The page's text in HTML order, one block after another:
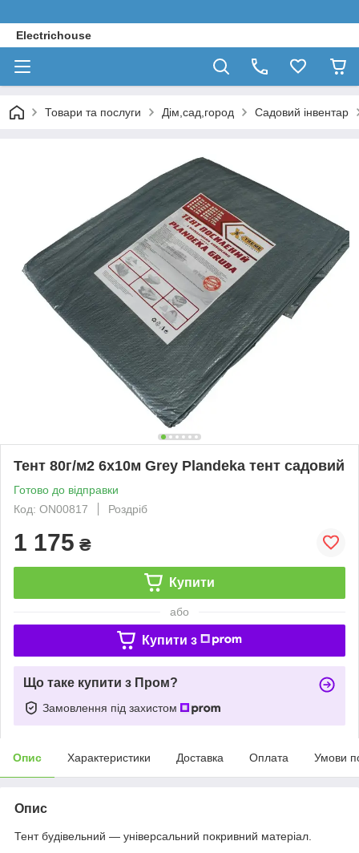
Electrichouse
Товари та послуги Дім,сад,город Садовий інвентар
Тент 80г/м2 6х10м Grey Plandeka тент садовий
Готово до відправки
Код: ON00817
Роздріб
1 175 ₴
Купити
або
Купити з
Що таке купити з Пром?
Замовлення під захистом
Опис Характеристики Доставка Оплата Умови
Опис
Тент будівельний — універсальний покривний матеріал.